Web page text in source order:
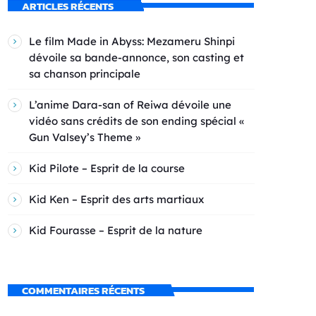
ARTICLES RÉCENTS
Le film Made in Abyss: Mezameru Shinpi
dévoile sa bande-annonce, son casting et
sa chanson principale
L’anime Dara-san of Reiwa dévoile une
vidéo sans crédits de son ending spécial «
Gun Valsey’s Theme »
Kid Pilote – Esprit de la course
Kid Ken – Esprit des arts martiaux
Kid Fourasse – Esprit de la nature
COMMENTAIRES RÉCENTS